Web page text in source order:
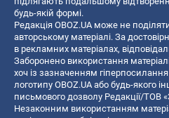
будь-якій формі.
Редакція OBOZ.UA може не
авторському матеріалі. За
в рекламних матеріалах,
Заборонено використання
хоч із зазначенням гіперпосилання
логотипу OBOZ.UA або будь-якого
письмового дозволу Редакції/ТОВ
Незаконним використанням